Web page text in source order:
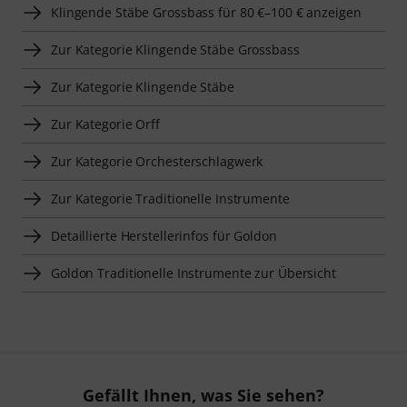
Klingende Stäbe Grossbass für 80 €–100 € anzeigen
Zur Kategorie Klingende Stäbe Grossbass
Zur Kategorie Klingende Stäbe
Zur Kategorie Orff
Zur Kategorie Orchesterschlagwerk
Zur Kategorie Traditionelle Instrumente
Detaillierte Herstellerinfos für Goldon
Goldon Traditionelle Instrumente zur Übersicht
Gefällt Ihnen, was Sie sehen?